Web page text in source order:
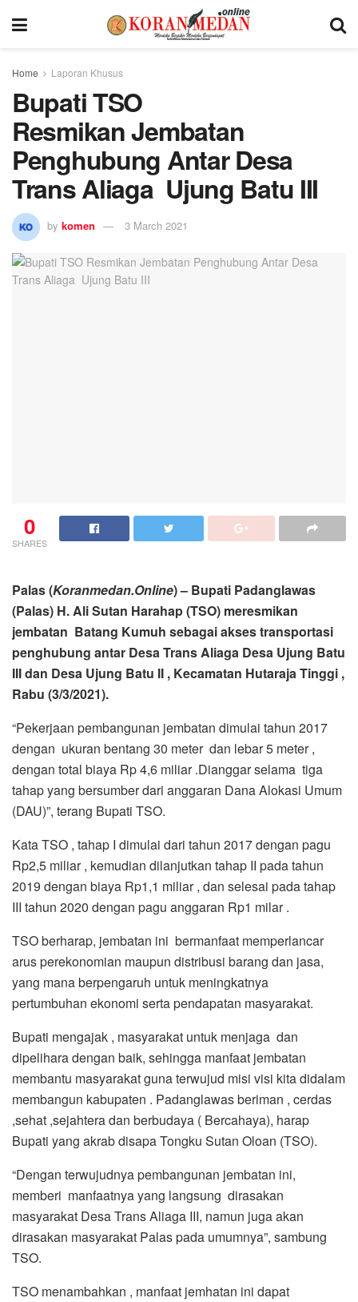
Home Laporan Khusus
Bupati TSO
Resmikan Jembatan
Penghubung Antar Desa
Trans Aliaga Ujung Batu III
by komen 3 March 2021
0
SHARES
Palas (Koranmedan.Online) – Bupati Padanglawas
(Palas) H. Ali Sutan Harahap (TSO) meresmikan
jembatan Batang Kumuh sebagai akses transportasi
penghubung antar Desa Trans Aliaga Desa Ujung Batu
III dan Desa Ujung Batu II , Kecamatan Hutaraja Tinggi ,
Rabu (3/3/2021).
“Pekerjaan pembangunan jembatan dimulai tahun 2017
dengan ukuran bentang 30 meter dan lebar 5 meter ,
dengan total biaya Rp 4,6 miliar .Dianggar selama tiga
tahap yang bersumber dari anggaran Dana Alokasi Umum
(DAU)”, terang Bupati TSO.
Kata TSO , tahap I dimulai dari tahun 2017 dengan pagu
Rp2,5 miliar , kemudian dilanjutkan tahap II pada tahun
2019 dengan biaya Rp1,1 miliar , dan selesai pada tahap
III tahun 2020 dengan pagu anggaran Rp1 milar .
TSO berharap, jembatan ini bermanfaat memperlancar
arus perekonomian maupun distribusi barang dan jasa,
yang mana berpengaruh untuk meningkatnya
pertumbuhan ekonomi serta pendapatan masyarakat.
Bupati mengajak , masyarakat untuk menjaga dan
dipelihara dengan baik, sehingga manfaat jembatan
membantu masyarakat guna terwujud misi visi kita didalam
membangun kabupaten . Padanglawas beriman , cerdas
,sehat ,sejahtera dan berbudaya ( Bercahaya), harap
Bupati yang akrab disapa Tongku Sutan Oloan (TSO).
“Dengan terwujudnya pembangunan jembatan ini,
memberi manfaatnya yang langsung dirasakan
masyarakat Desa Trans Aliaga III, namun juga akan
dirasakan masyarakat Palas pada umumnya”, sambung
TSO.
TSO menambahkan , manfaat jemhatan ini dapat